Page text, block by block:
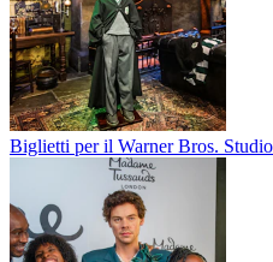
Biglietti per il Warner Bros.